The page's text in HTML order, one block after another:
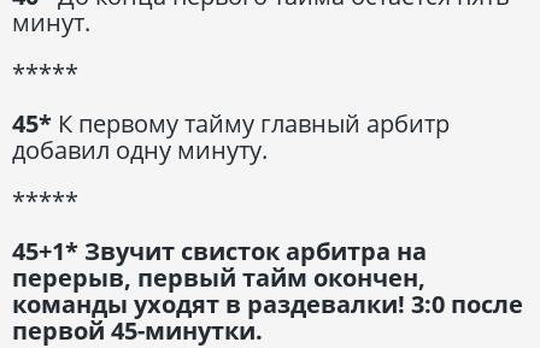
минут.
*****
45* К первому тайму главный арбитр
добавил одну минуту.
*****
45+1* Звучит свисток арбитра на
перерыв, первый тайм окончен,
команды уходят в раздевалки! 3:0 после
первой 45-минутки.